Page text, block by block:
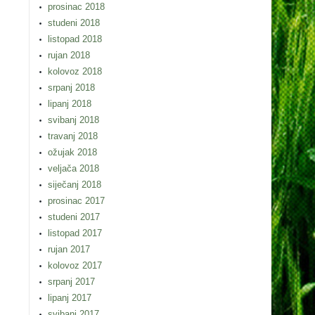
prosinac 2018
studeni 2018
listopad 2018
rujan 2018
kolovoz 2018
srpanj 2018
lipanj 2018
svibanj 2018
travanj 2018
ožujak 2018
veljača 2018
siječanj 2018
prosinac 2017
studeni 2017
listopad 2017
rujan 2017
kolovoz 2017
srpanj 2017
lipanj 2017